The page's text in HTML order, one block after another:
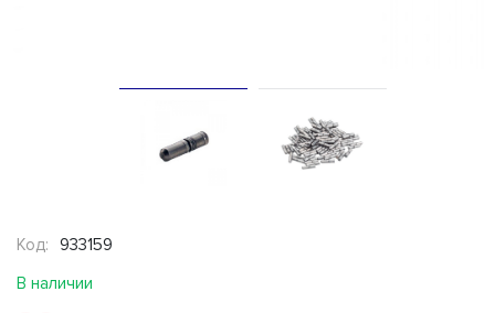
Код:
933159
В наличии